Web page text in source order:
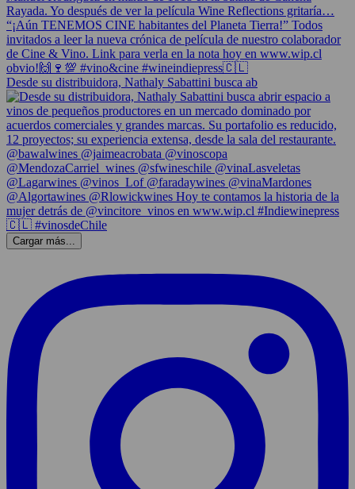
Desde su distribuidora, Nathaly Sabattini busca ab
Cargar más...